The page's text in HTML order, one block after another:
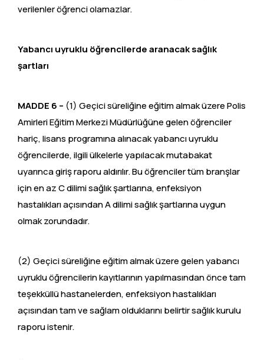
verilenler öğrenci olamazlar.
Yabancı uyruklu öğrencilerde aranacak sağlık
şartları
MADDE 6 – (1) Geçici süreliğine eğitim almak üzere Polis
Amirleri Eğitim Merkezi Müdürlüğüne gelen öğrenciler
hariç, lisans programına alınacak yabancı uyruklu
öğrencilerde, ilgili ülkelerle yapılacak mutabakat
uyarınca giriş raporu aldırılır. Bu öğrenciler tüm branşlar
için en az C dilimi sağlık şartlarına, enfeksiyon
hastalıkları açısından A dilimi sağlık şartlarına uygun
olmak zorundadır.
(2) Geçici süreliğine eğitim almak üzere gelen yabancı
uyruklu öğrencilerin kayıtlarının yapılmasından önce tam
teşekküllü hastanelerden, enfeksiyon hastalıkları
açısından tam ve sağlam olduklarını belirtir sağlık kurulu
raporu istenir.